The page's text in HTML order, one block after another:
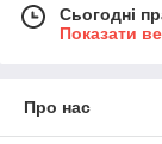
Сьогодні
Показати
Про нас